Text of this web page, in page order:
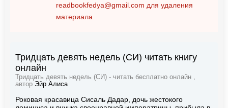
readbookfedya@gmail.com для удаления
материала
Тридцать девять недель (СИ) читать книгу
онлайн
Тридцать девять недель (СИ) - читать бесплатно онлайн ,
автор Эйр Алиса
Роковая красавица Сисаль Дадар, дочь жестокого